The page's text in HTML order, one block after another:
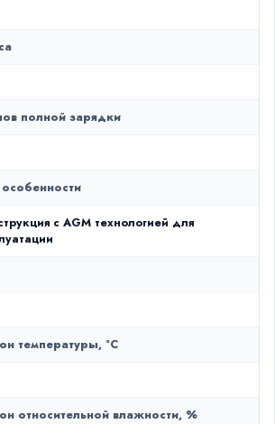
полной зарядки
с AGM технологией для
температуры, °C
относительной влажности, %